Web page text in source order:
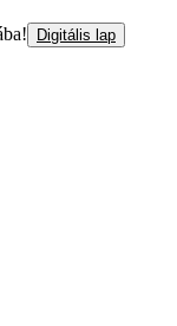
Digitális lap